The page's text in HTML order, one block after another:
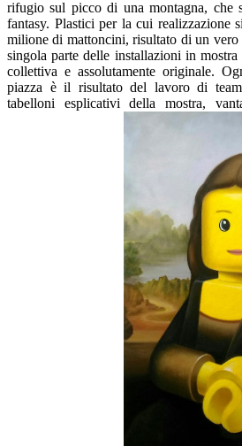
rifugio sul picco di una montagna, che
fantasy. Plastici per la cui realizzazione
milione di mattoncini, risultato di un
singola parte delle installazioni in
collettiva e assolutamente originale.
piazza è il risultato del lavoro di
tabelloni esplicativi della mostra,